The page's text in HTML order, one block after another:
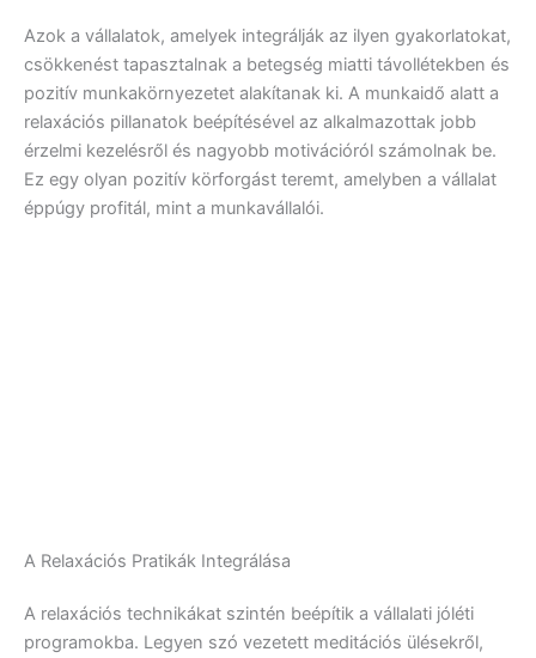
Azok a vállalatok, amelyek integrálják az ilyen gyakorlatokat,
csökkenést tapasztalnak a betegség miatti távollétekben és
pozitív munkakörnyezetet alakítanak ki. A munkaidő alatt a
relaxációs pillanatok beépítésével az alkalmazottak jobb
érzelmi kezelésről és nagyobb motivációról számolnak be.
Ez egy olyan pozitív körforgást teremt, amelyben a vállalat
éppúgy profitál, mint a munkavállalói.
A Relaxációs Pratikák Integrálása
A relaxációs technikákat szintén beépítik a vállalati jóléti
programokba. Legyen szó vezetett meditációs ülésekről,